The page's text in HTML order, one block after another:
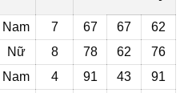
Nam 7 67 67
62
Nữ
8 78 62 76
Nam 4 91 43
91